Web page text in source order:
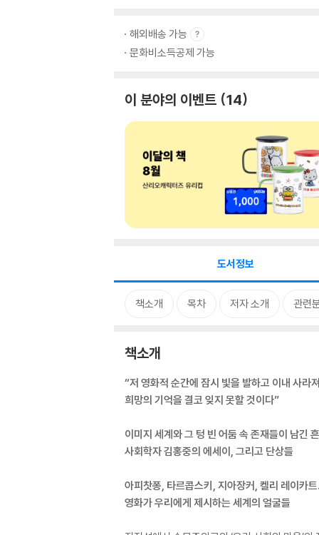
해외배송 가능
문화비소득공제 가능
이 분야의 이벤트 14
도서정보
책소개 목차 저자 소개 관련
책소개
“저 영화적 순간에 잠시 빛을 발하고 이내 사라
희망의 기억을 결코 잊지 못할 것이다”
이미지 세계와 그 텅 빈 어둠 속 존재들이 남긴
사회학자 김홍중의 에세이, 그리고 단상들
아피찻퐁, 타르콥스키, 지아장커, 켈리 레이카
영화가 우리에게 제시하는 세계의 얼굴들